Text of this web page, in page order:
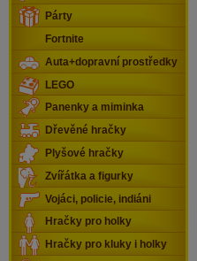
Párty
Fortnite
Auta+dopravní prostředky
LEGO
Panenky a miminka
Dřevěné hračky
Plyšové hračky
Zvířátka a figurky
Vojáci, policie, indiáni
Hračky pro holky
Hračky pro kluky i holky